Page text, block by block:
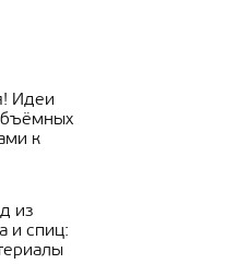
Идеи
к
из
и спиц: